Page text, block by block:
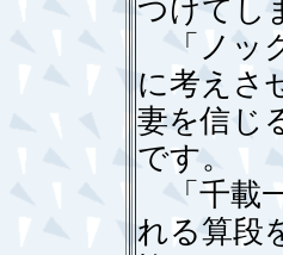
つけてし
「ノッ
に考えさ
妻を信じ
です。
「千載
れる算段